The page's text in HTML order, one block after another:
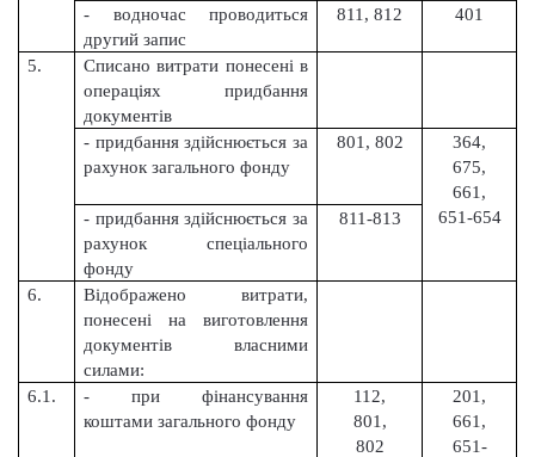
- водночас проводиться
другий запис
811, 812 401
5.
Списано витрати понесені в
операціях придбання
документів
- придбання здійснюється за
рахунок загального фонду
801, 802
364,
675,
661,
- придбання здійснюється за
рахунок спеціального
фонду
811-813 651-654
6.
Відображено витрати,
понесені на виготовлення
документів власними
силами:
6.1.
- при фінансування
коштами загального фонду
112,
801,
802
201,
661,
651-